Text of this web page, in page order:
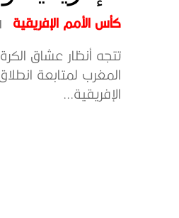
كأس الأمم الإفريقية
الإفريقية...